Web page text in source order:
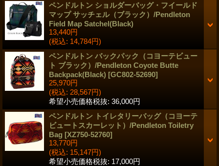
ペンドルトン ショルダーバッグ・フイールド
マップ サッチェル（ブラック）/Pendleton
Field Map Satchel(Black)
13,440円
(税込: 14,784円)
ペンドルトン バックパック（コヨーテビュー
ト ブラック）/Pendleton Coyote Butte
Backpack(Black) [GC802-52690]
25,970円
(税込: 28,567円)
希望小売価格税抜: 36,000円
ペンドルトン トイレタリーバッグ（コヨーテ
ビュートスカーレット）/Pendleton Toiletry
Bag [XZ750-52760]
13,770円
(税込: 15,147円)
希望小売価格税抜: 17,000円